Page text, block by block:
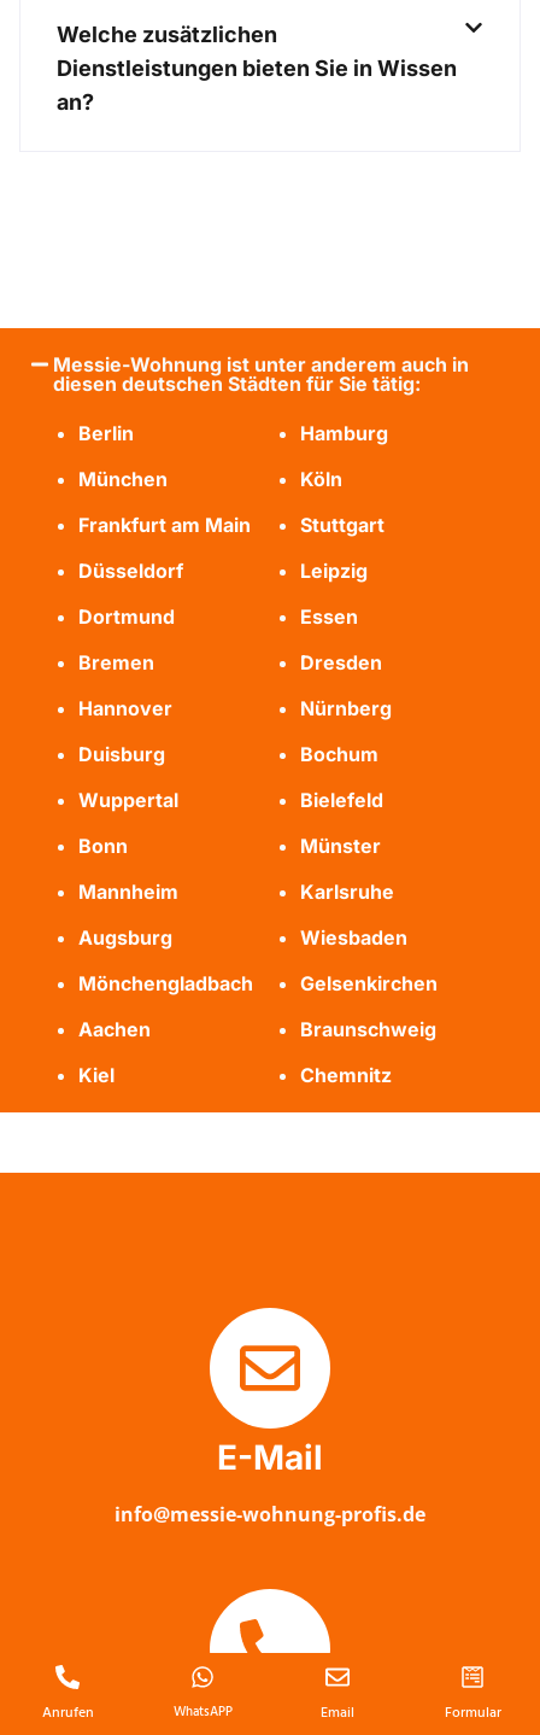
Welche zusätzlichen
Dienstleistungen bieten Sie in Wissen
an?
Messie-Wohnung ist unter anderem auch in
diesen deutschen Städten für Sie tätig:
Berlin
Hamburg
München
Köln
Frankfurt am Main
Stuttgart
Düsseldorf
Leipzig
Dortmund
Essen
Bremen
Dresden
Hannover
Nürnberg
Duisburg
Bochum
Wuppertal
Bielefeld
Bonn
Münster
Mannheim
Karlsruhe
Augsburg
Wiesbaden
Mönchengladbach
Gelsenkirchen
Aachen
Braunschweig
Kiel
Chemnitz
E-Mail
info@messie-wohnung-profis.de
Anrufen WhatsAPP Email Formular